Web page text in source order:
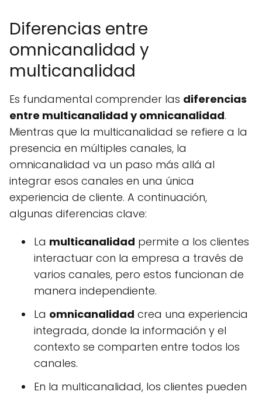
Diferencias entre
omnicanalidad y
multicanalidad
Es fundamental comprender las diferencias
entre multicanalidad y omnicanalidad.
Mientras que la multicanalidad se refiere a la
presencia en múltiples canales, la
omnicanalidad va un paso más allá al
integrar esos canales en una única
experiencia de cliente. A continuación,
algunas diferencias clave:
La multicanalidad permite a los clientes
interactuar con la empresa a través de
varios canales, pero estos funcionan de
manera independiente.
La omnicanalidad crea una experiencia
integrada, donde la información y el
contexto se comparten entre todos los
canales.
En la multicanalidad, los clientes pueden